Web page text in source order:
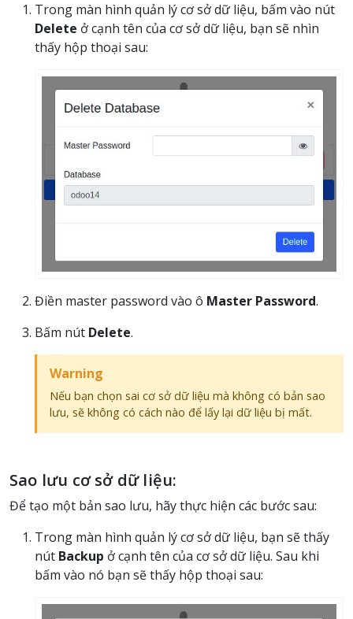
Trong màn hình quản lý cơ sở dữ liệu, bấm vào nút
Delete ở cạnh tên của cơ sở dữ liệu, bạn sẽ nhìn
thấy hộp thoại sau:
Điền master password vào ô Master Password.
Bấm nút Delete.
Warning
Nếu bạn chọn sai cơ sở dữ liệu mà không có bản sao
lưu, sẽ không có cách nào để lấy lại dữ liệu bị mất.
Sao lưu cơ sở dữ liệu:
Để tạo một bản sao lưu, hãy thực hiện các bước sau:
Trong màn hình quản lý cơ sở dữ liệu, bạn sẽ thấy
nút Backup ở cạnh tên của cơ sở dữ liệu. Sau khi
bấm vào nó bạn sẽ thấy hộp thoại sau: